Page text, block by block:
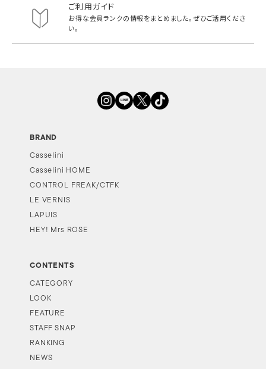
ご利用ガイド
お得な会員ランクの情報をまとめました。ぜひご活用くださ
い。
BRAND
Casselini
Casselini HOME
CONTROL FREAK/CTFK
LE VERNIS
LAPUIS
HEY! Mrs ROSE
CONTENTS
CATEGORY
LOOK
FEATURE
STAFF SNAP
RANKING
NEWS